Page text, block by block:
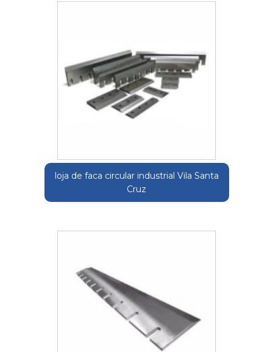
loja de faca circular industrial Vila Santa
Cruz